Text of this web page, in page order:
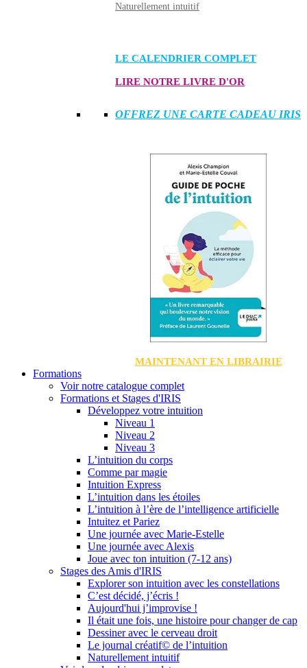
Naturellement intuitif
LE CALENDRIER COMPLET
LIRE NOTRE LIVRE D'OR
OFFREZ UNE CARTE CADEAU IRIS
MAINTENANT EN LIBRAIRIE
Formations
Voir notre catalogue complet
Formations et Stages d'IRIS
Développez votre intuition
Niveau 1
Niveau 2
Niveau 3
L’intuition du corps
Comme par magie
Intuition Express
L’intuition dans les étoiles
L’intuition à l’ère de l’intelligence artificielle
Intuitez et Pariez
Une journée avec Marie-Estelle
Une journée avec Alexis
Joue avec ton intuition (7-12 ans)
Stages des Amis d'IRIS
Explorer son intuition avec les constellations
C’est décidé, j’écris !
Aujourd'hui j’improvise !
Il était une fois, une histoire pour changer de cap
Dessiner avec le cerveau droit
Le journal créatif© de l’intuition
Naturellement intuitif